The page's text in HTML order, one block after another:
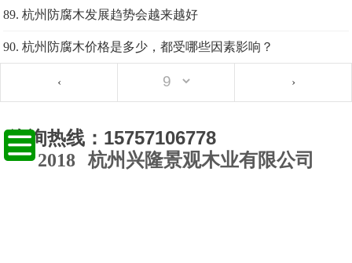
89. 杭州防腐木发展趋势会越来越好
90. 杭州防腐木价格是多少，都受哪些因素影响？
‹ ›
咨询热线：15757106778
2018 杭州兴隆景观木业有限公司